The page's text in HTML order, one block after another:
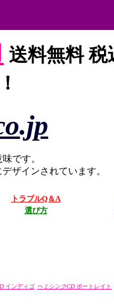
送料無料
です。
ザインされています。
トラブルQ＆A
選び方
インディゴ ヘミシンクCD ポートレイト